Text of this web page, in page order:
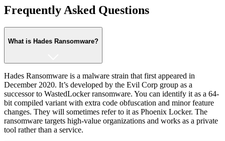
Frequently Asked Questions
What is Hades Ransomware?
Hades Ransomware is a malware strain that first appeared in
December 2020. It’s developed by the Evil Corp group as a
successor to WastedLocker ransomware. You can identify it as a 64-
bit compiled variant with extra code obfuscation and minor feature
changes. They will sometimes refer to it as Phoenix Locker. The
ransomware targets high-value organizations and works as a private
tool rather than a service.